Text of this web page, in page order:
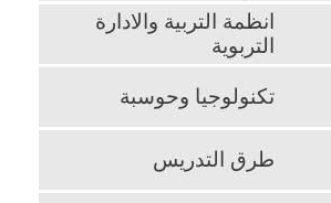
انظمة التربية والادارة
التربوية
تكنولوجيا وحوسبة
طرق التدريس